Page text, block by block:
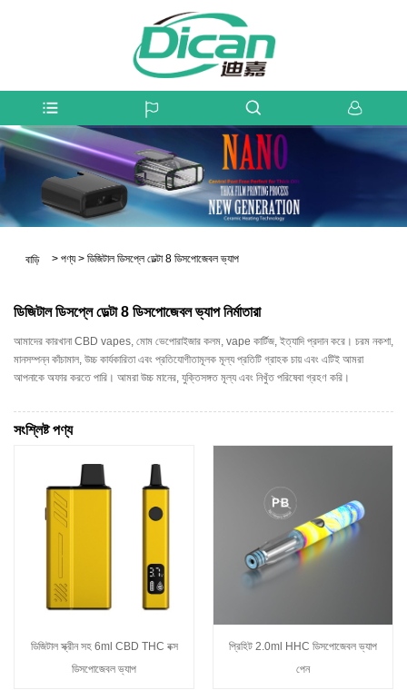
বাড়ি > পণ্য > ডিজিটাল ডিসপ্লে ডেল্টা 8 ডিসপোজেবল ভ্যাপ
ডিজিটাল ডিসপ্লে ডেল্টা 8 ডিসপোজেবল ভ্যাপ নির্মাতারা
আমাদের কারখানা CBD vapes, মোম ভেপোরাইজার কলম, vape কার্টিজ, ইত্যাদি প্রদান করে। চরম নকশা,
মানসম্পন্ন কাঁচামাল, উচ্চ কার্যকারিতা এবং প্রতিযোগীতামূলক মূল্য প্রতিটি গ্রাহক চায় এবং এটিই আমরা
আপনাকে অফার করতে পারি। আমরা উচ্চ মানের, যুক্তিসঙ্গত মূল্য এবং নিখুঁত পরিষেবা গ্রহণ করি।
সংশ্লিষ্ট পণ্য
ডিজিটাল স্ক্রীন সহ 6ml CBD THC বক্স
ডিসপোজেবল ভ্যাপ
প্রিহিট 2.0ml HHC ডিসপোজেবল ভ্যাপ
পেন